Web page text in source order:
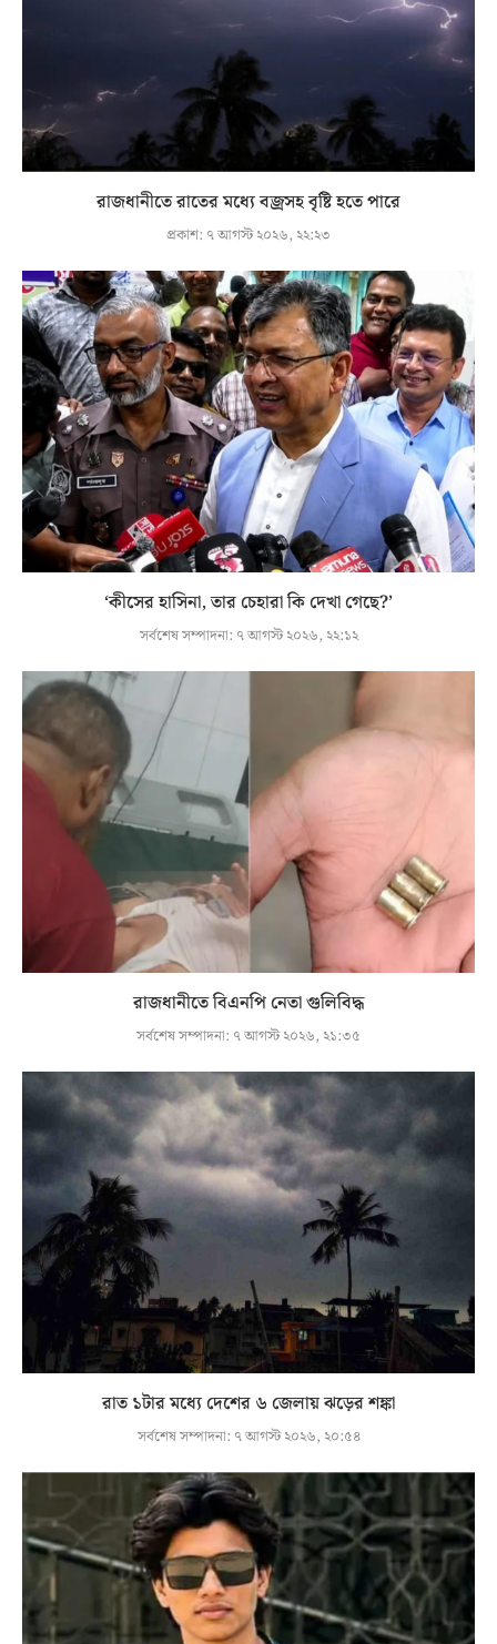
রাজধানীতে রাতের মধ্যে বজ্রসহ বৃষ্টি হতে পারে
প্রকাশ: ৭ আগস্ট ২০২৬, ২২:২৩
‘কীসের হাসিনা, তার চেহারা কি দেখা গেছে?’
সর্বশেষ সম্পাদনা: ৭ আগস্ট ২০২৬, ২২:১২
রাজধানীতে বিএনপি নেতা গুলিবিদ্ধ
সর্বশেষ সম্পাদনা: ৭ আগস্ট ২০২৬, ২১:৩৫
রাত ১টার মধ্যে দেশের ৬ জেলায় ঝড়ের শঙ্কা
সর্বশেষ সম্পাদনা: ৭ আগস্ট ২০২৬, ২০:৫৪